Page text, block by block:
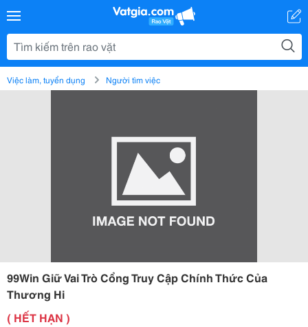
Việc làm, tuyển dụng Người tìm việc
99Win Giữ Vai Trò Cổng Truy Cập Chính Thức Của
Thương Hi
( HẾT HẠN )